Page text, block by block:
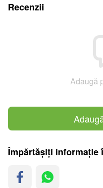
Recenzii
Adaugă
Împărtășiți informație